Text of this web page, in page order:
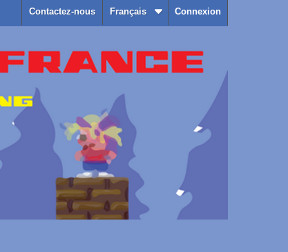
Connexion
Français
Contactez-nous